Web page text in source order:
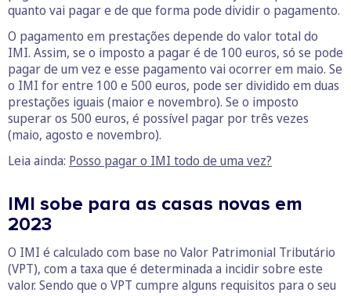
quanto vai pagar e de que forma pode dividir o pagamento.
O pagamento em prestações depende do valor total do
IMI. Assim, se o imposto a pagar é de 100 euros, só se pode
pagar de um vez e esse pagamento vai ocorrer em maio. Se
o IMI for entre 100 e 500 euros, pode ser dividido em duas
prestações iguais (maior e novembro). Se o imposto
superar os 500 euros, é possível pagar por três vezes
(maio, agosto e novembro).
Leia ainda: Posso pagar o IMI todo de uma vez?
IMI sobe para as casas novas em
2023
O IMI é calculado com base no Valor Patrimonial Tributário
(VPT), com a taxa que é determinada a incidir sobre este
valor. Sendo que o VPT cumpre alguns requisitos para o seu